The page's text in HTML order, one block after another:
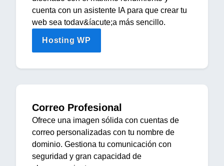
cuenta con un asistente IA para que crear tu
web sea todav&íacute;a más sencillo.
Hosting WP
Correo Profesional
Ofrece una imagen sólida con cuentas de
correo personalizadas con tu nombre de
dominio. Gestiona tu comunicación con
seguridad y gran capacidad de